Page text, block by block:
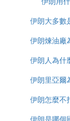
5. 伊朗有2
裡,還是最高
伊朗作為政教
領袖手中。自
梅尼被推舉為
於國家施政經
伊朗大多數
伊朗煉油廠
售
伊朗人為什
伊朗里亞爾
伊朗怎麼不
伊朗是哪個